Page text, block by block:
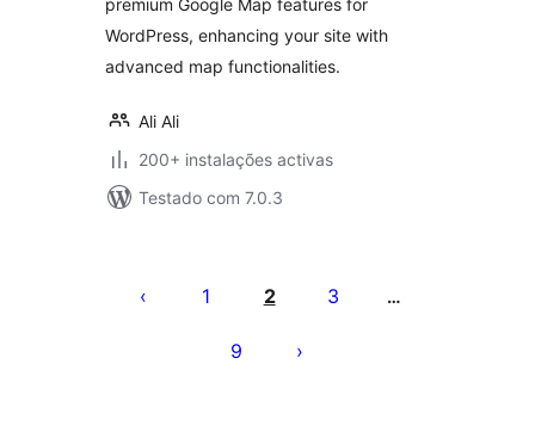
premium Google Map features for
WordPress, enhancing your site with
advanced map functionalities.
Ali Ali
200+ instalações activas
Testado com 7.0.3
dos
1 2 3 …
9